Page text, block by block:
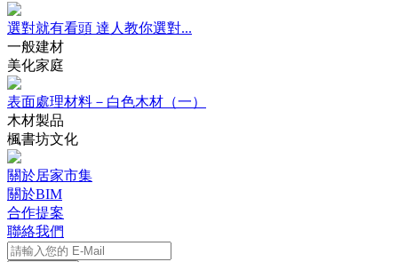
選對就有看頭 達人教你選對...
一般建材
美化家庭
表面處理材料－白色木材（一）
木材製品
楓書坊文化
關於居家市集
關於BIM
合作提案
聯絡我們